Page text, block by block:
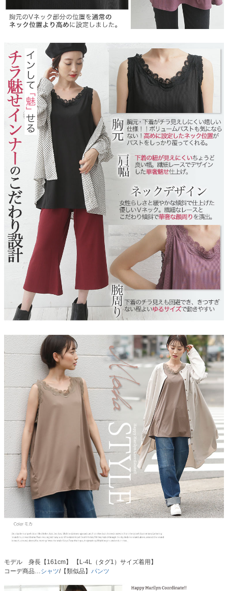
モデル 身長【161cm】 【L-4L（タグ1）サイズ着用】
コーデ商品…シャツ/【類似品】 パンツ